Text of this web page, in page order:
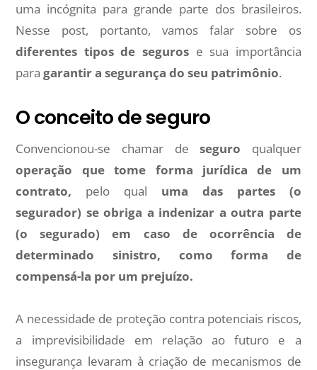
uma incógnita para grande parte dos brasileiros.
Nesse post, portanto, vamos falar sobre os
diferentes tipos de seguros e sua importância
paragarantir a segurança do seu patrimônio.
O conceito de seguro
Convencionou-se chamar deseguro qualquer
operação que tome forma jurídica de um
contrato, pelo qual uma das partes (o
segurador) se obriga a indenizar a outra parte
(o segurado) em caso de ocorrência de
determinado sinistro, como forma de
compensá-la por um prejuízo.
A necessidade de proteção contra potenciais riscos,
a imprevisibilidade em relação ao futuro e a
insegurança levaram à criação de mecanismos de